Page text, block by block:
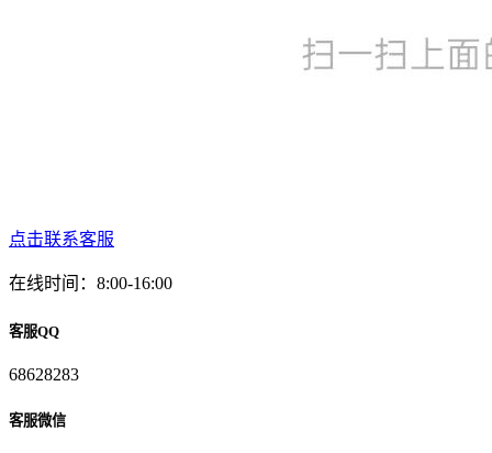
点击联系客服
在线时间：8:00-16:00
客服QQ
68628283
客服微信